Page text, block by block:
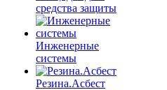
средства защиты
Инженерные
системы
Резина.Асбест